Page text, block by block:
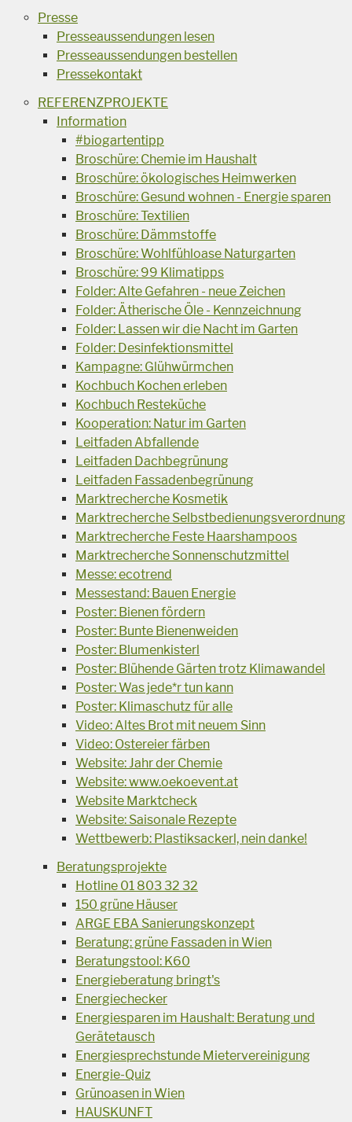
Presse
Presseaussendungen lesen
Presseaussendungen bestellen
Pressekontakt
REFERENZPROJEKTE
Information
#biogartentipp
Broschüre: Chemie im Haushalt
Broschüre: ökologisches Heimwerken
Broschüre: Gesund wohnen - Energie sparen
Broschüre: Textilien
Broschüre: Dämmstoffe
Broschüre: Wohlfühloase Naturgarten
Broschüre: 99 Klimatipps
Folder: Alte Gefahren - neue Zeichen
Folder: Ätherische Öle - Kennzeichnung
Folder: Lassen wir die Nacht im Garten
Folder: Desinfektionsmittel
Kampagne: Glühwürmchen
Kochbuch Kochen erleben
Kochbuch Resteküche
Kooperation: Natur im Garten
Leitfaden Abfallende
Leitfaden Dachbegrünung
Leitfaden Fassadenbegrünung
Marktrecherche Kosmetik
Marktrecherche Selbstbedienungsverordnung
Marktrecherche Feste Haarshampoos
Marktrecherche Sonnenschutzmittel
Messe: ecotrend
Messestand: Bauen Energie
Poster: Bienen fördern
Poster: Bunte Bienenweiden
Poster: Blumenkisterl
Poster: Blühende Gärten trotz Klimawandel
Poster: Was jede*r tun kann
Poster: Klimaschutz für alle
Video: Altes Brot mit neuem Sinn
Video: Ostereier färben
Website: Jahr der Chemie
Website: www.oekoevent.at
Website Marktcheck
Website: Saisonale Rezepte
Wettbewerb: Plastiksackerl, nein danke!
Beratungsprojekte
Hotline 01 803 32 32
150 grüne Häuser
ARGE EBA Sanierungskonzept
Beratung: grüne Fassaden in Wien
Beratungstool: K60
Energieberatung bringt's
Energiechecker
Energiesparen im Haushalt: Beratung und
Gerätetausch
Energiesprechstunde Mietervereinigung
Energie-Quiz
Grünoasen in Wien
HAUSKUNFT